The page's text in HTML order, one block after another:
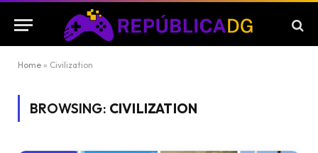
Home » Civilization
BROWSING: CIVILIZATION